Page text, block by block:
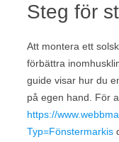
Steg för
Att montera ett
förbättra
guide visar hur du
på egen hand. För
https://
Typ=Fönstermarkis